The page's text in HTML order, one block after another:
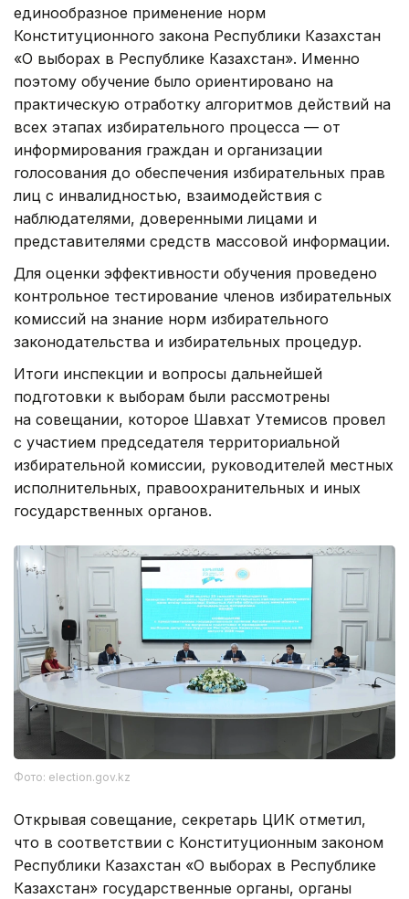
единообразное применение норм
Конституционного закона Республики Казахстан
«О выборах в Республике Казахстан». Именно
поэтому обучение было ориентировано на
практическую отработку алгоритмов действий на
всех этапах избирательного процесса — от
информирования граждан и организации
голосования до обеспечения избирательных прав
лиц с инвалидностью, взаимодействия с
наблюдателями, доверенными лицами и
представителями средств массовой информации.
Для оценки эффективности обучения проведено
контрольное тестирование членов избирательных
комиссий на знание норм избирательного
законодательства и избирательных процедур.
Итоги инспекции и вопросы дальнейшей
подготовки к выборам были рассмотрены
на совещании, которое Шавхат Утемисов провел
с участием председателя территориальной
избирательной комиссии, руководителей местных
исполнительных, правоохранительных и иных
государственных органов.
Фото: election.gov.kz
Открывая совещание, секретарь ЦИК отметил,
что в соответствии с Конституционным законом
Республики Казахстан «О выборах в Республике
Казахстан» государственные органы, органы